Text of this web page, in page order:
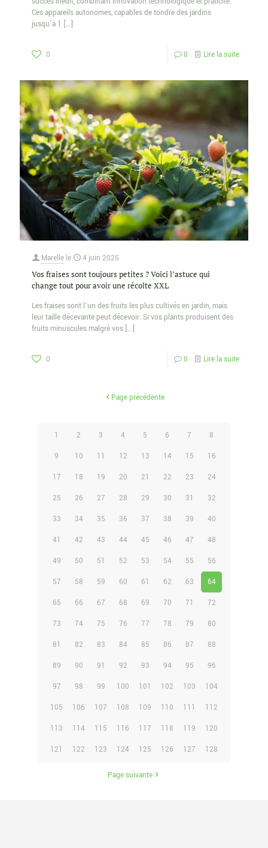
Ces appareils autonomes, capables de tondre des jardins
jusqu’à 1
[…]
0 0 Lire la suite
Marelle le 4 juin 2025
Vos fraises sont toujours petites ? Voici l’astuce qui
change tout pour avoir une récolte XXL
Les fraises sont l’un des fruits les plus cultivés en jardin, mais
leur taille décevante peut décevoir. Si vos plants produisent des
fruits minuscules malgré vos […]
0 0 Lire la suite
Page précédente
1 2 3 4 5 6 7 8
9 10 11 12 13 14 15 16
17 18 19 20 21 22 23 24
25 26 27 28 29 30 31 32
33 34 35 36 37 38 39 40
41 42 43 44 45 46 47 48
49 50 51 52 53 54 55 56
57 58 59 60 61 62 63 64
65 66 67 68 69 70 71 72
73 74 75 76 77 78 79 80
81 82 83 84 85 86 87 88
89 90 91 92 93 94 95 96
97 98 99 100 101 102 103 104
105 106 107 108 109 110 111 112
113 114 115 116 117 118 119 120
121 122 123 124 125 126 127 128
Page suivante